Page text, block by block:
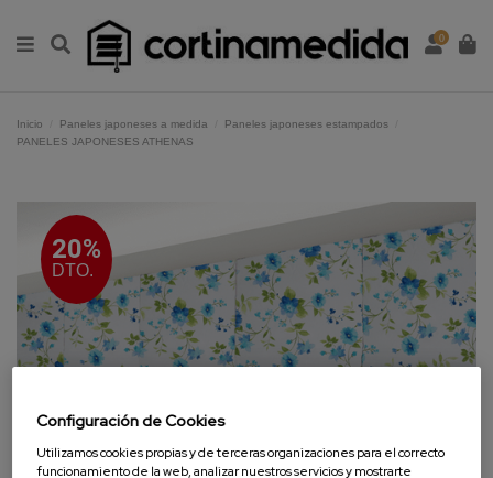
0
Inicio Paneles japoneses a medida
Paneles japoneses estampados
PANELES JAPONESES ATHENAS
20%
DTO.
Configuración de Cookies
Utilizamos cookies propias y de terceras organizaciones para el correcto
funcionamiento de la web, analizar nuestros servicios y mostrarte